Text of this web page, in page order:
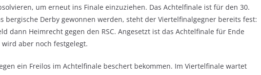
um erneut ins Finale einzuziehen. Das Achtelfinale ist für den 30.
bergische Derby gewonnen werden, steht der Viertelfinalgegner bereits fest:
dann Heimrecht gegen den RSC. Angesetzt ist das Achtelfinale für Ende
aber noch festgelegt.
ein Freilos im Achtelfinale beschert bekommen. Im Viertelfinale wartet